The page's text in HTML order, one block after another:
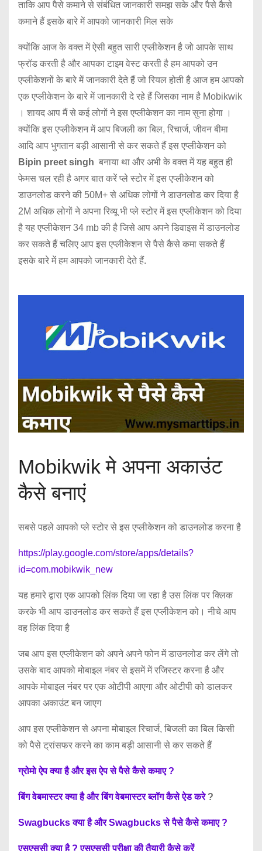
ताकि आप पैसे कमाने से संबंधित जानकारी समझ सके और पैसे कैसे
कमाने हैं इसके बारे में आपको जानकारी मिल सके
क्योंकि आज के वक्त में ऐसी बहुत सारी एप्लीकेशन है जो आपके साथ
फ्रॉड करती है और आपका टाइम वेस्ट करती है हम आपको उन
एप्लीकेशनों के बारे में जानकारी देते हैं जो रियल होती है आज हम आपको
एक एप्लीकेशन के बारे में जानकारी दे रहे हैं जिसका नाम है Mobikwik
। शायद आप मैं से कई लोगों ने इस एप्लीकेशन का नाम सुना होगा ।
क्योंकि इस एप्लीकेशन में आप बिजली का बिल, रिचार्ज, जीवन बीमा
आदि आप भुगतान बड़ी आसानी से कर सकते हैं इस एप्लीकेशन को
Bipin preet singh बनाया था और अभी के वक्त में यह बहुत ही
फेमस चल रही है अगर बात करें प्ले स्टोर में इस एप्लीकेशन को
डाउनलोड करने की 50M+ से अधिक लोगों ने डाउनलोड कर दिया है
2M अधिक लोगों ने अपना रिव्यू भी प्ले स्टोर में इस एप्लीकेशन को दिया
है यह एप्लीकेशन 34 mb की है जिसे आप अपने डिवाइस में डाउनलोड
कर सकते हैं चलिए आप इस एप्लीकेशन से पैसे कैसे कमा सकते हैं
इसके बारे में हम आपको जानकारी देते हैं.
Mobikwik मे अपना अकाउंट
कैसे बनाएं
सबसे पहले आपको प्ले स्टोर से इस एप्लीकेशन को डाउनलोड करना है
https://play.google.com/store/apps/details?
id=com.mobikwik_new
यह हमारे द्वारा एक आपको लिंक दिया जा रहा है उस लिंक पर क्लिक
करके भी आप डाउनलोड कर सकते हैं इस एप्लीकेशन को। नीचे आप
वह लिंक दिया है
जब आप इस एप्लीकेशन को अपने अपने फोन में डाउनलोड कर लेंगे तो
उसके बाद आपको मोबाइल नंबर से इसमें में रजिस्टर करना है और
आपके मोबाइल नंबर पर एक ओटीपी आएगा और ओटीपी को डालकर
आपका अकाउंट बन जाएग
आप इस एप्लीकेशन से अपना मोबाइल रिचार्ज, बिजली का बिल किसी
को पैसे ट्रांसफर करने का काम बड़ी आसानी से कर सकते हैं
ग्रोमो ऐप क्या है और इस ऐप से पैसे कैसे कमाए ?
बिंग वेबमास्टर क्या है और बिंग वेबमास्टर ब्लॉग कैसे ऐड करे ?
Swagbucks क्या है और Swagbucks से पैसे कैसे कमाए ?
एसएससी क्या है ? एसएससी परीक्षा की तैयारी कैसे करें